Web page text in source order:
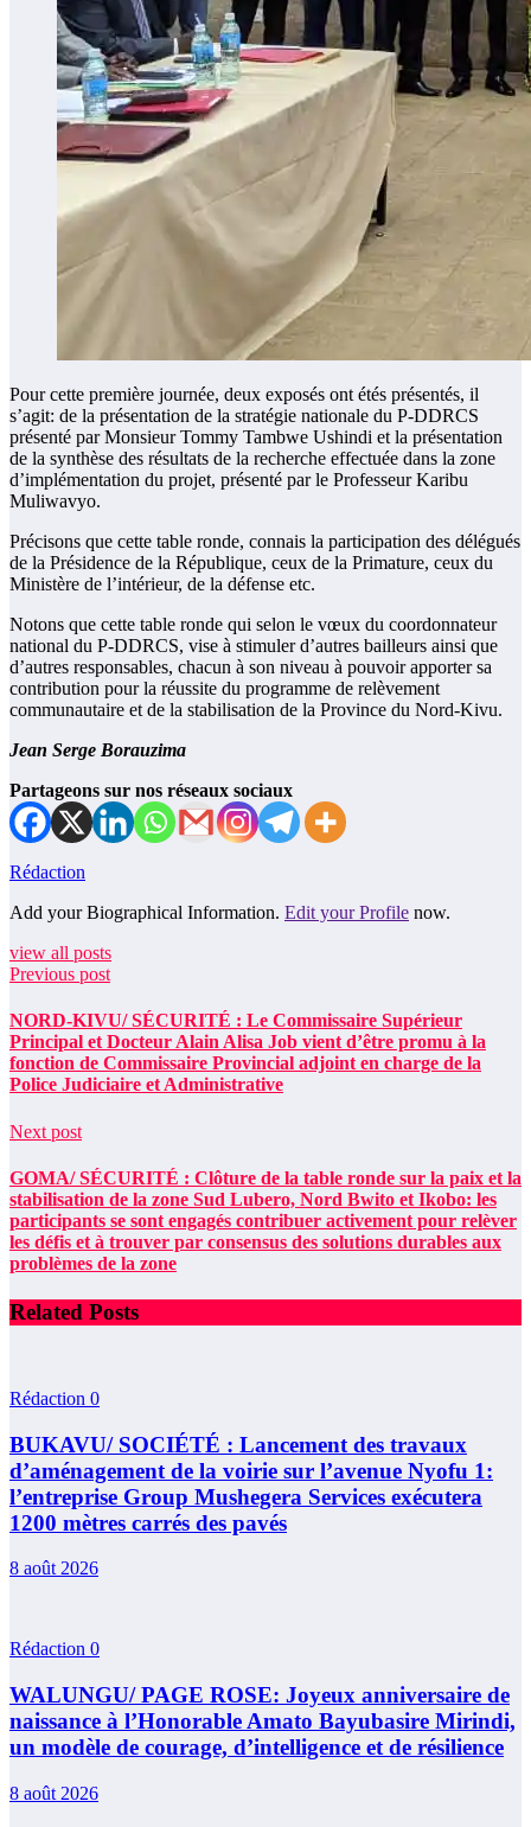
Pour cette première journée, deux exposés ont étés présentés, il
s’agit: de la présentation de la stratégie nationale du P-DDRCS
présenté par Monsieur Tommy Tambwe Ushindi et la présentation
de la synthèse des résultats de la recherche effectuée dans la zone
d’implémentation du projet, présenté par le Professeur Karibu
Muliwavyo.
Précisons que cette table ronde, connais la participation des délégués
de la Présidence de la République, ceux de la Primature, ceux du
Ministère de l’intérieur, de la défense etc.
Notons que cette table ronde qui selon le vœux du coordonnateur
national du P-DDRCS, vise à stimuler d’autres bailleurs ainsi que
d’autres responsables, chacun à son niveau à pouvoir apporter sa
contribution pour la réussite du programme de relèvement
communautaire et de la stabilisation de la Province du Nord-Kivu.
Jean Serge Borauzima
Partageons sur nos réseaux sociaux
Rédaction
Add your Biographical Information. Edit your Profile now.
view all posts
Previous post
NORD-KIVU/ SÉCURITÉ : Le Commissaire Supérieur
Principal et Docteur Alain Alisa Job vient d’être promu à la
fonction de Commissaire Provincial adjoint en charge de la
Police Judiciaire et Administrative
Next post
GOMA/ SÉCURITÉ : Clôture de la table ronde sur la paix et la
stabilisation de la zone Sud Lubero, Nord Bwito et Ikobo: les
participants se sont engagés contribuer activement pour relèver
les défis et à trouver par consensus des solutions durables aux
problèmes de la zone
Related Posts
Rédaction 0
BUKAVU/ SOCIÉTÉ : Lancement des travaux
d’aménagement de la voirie sur l’avenue Nyofu 1:
l’entreprise Group Mushegera Services exécutera
1200 mètres carrés des pavés
8 août 2026
Rédaction 0
WALUNGU/ PAGE ROSE: Joyeux anniversaire de
naissance à l’Honorable Amato Bayubasire Mirindi,
un modèle de courage, d’intelligence et de résilience
8 août 2026